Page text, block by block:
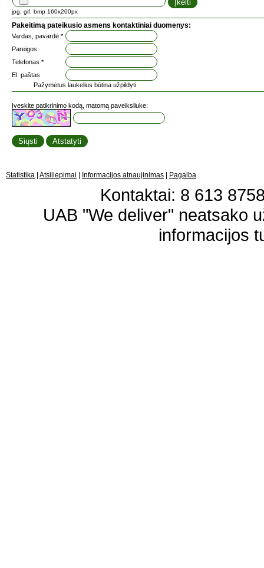
jpg, gif, bmp 160x200px
Pakeitimą pateikusio asmens kontaktiniai duomenys:
Vardas, pavardė *
Pareigos
Telefonas *
El. paštas
Pažymėtus laukelius būtina užpildyti
Įveskite patikrinimo kodą, matomą paveiksliuke:
Statistika Atsiliepimai Informacijos atnaujinimas Pagalba
Kontaktai: 8 613
UAB "We deliver" neatsako
informacijos